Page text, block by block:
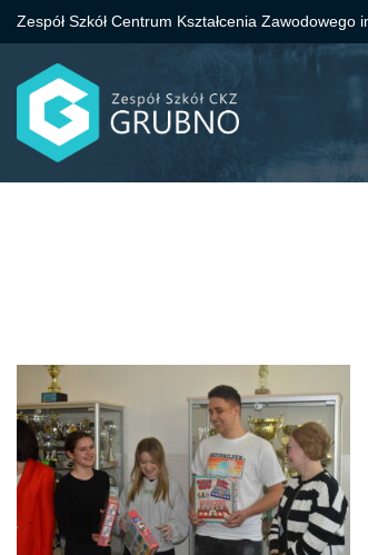
Przejdź
do
treści
Zespół Szkół Centrum Kształcenia Zawodowego